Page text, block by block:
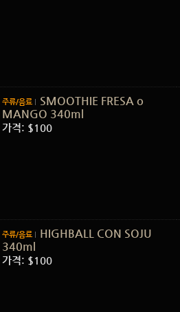
주류/음료
SMOOTHIE FRESA o
MANGO 340ml
가격: $100
주류/음료
HIGHBALL CON SOJU
340ml
가격: $100